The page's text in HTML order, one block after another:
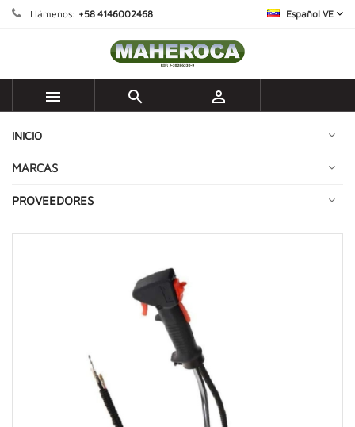
Llámenos: +58 4146002468 Español VE
  
INICIO
MARCAS
PROVEEDORES